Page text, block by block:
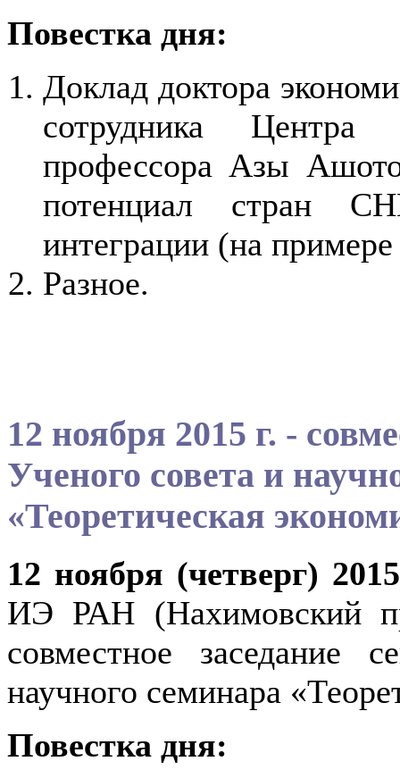
Повестка дня:
Доклад доктора
сотрудника Центра
профессора Азы
потенциал стран
интеграции (на
Разное.
12 ноября 2015 г. -
Ученого совета и
«Теоретическая
12 ноября (четверг)
ИЭ РАН (Нахимовский
совместное заседание
научного семинара
Повестка дня: